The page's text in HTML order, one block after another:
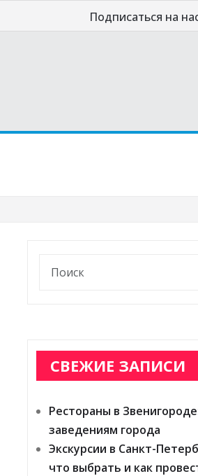
Подписаться на
СВЕЖИЕ ЗАПИСИ
Рестораны в
заведениям города
Экскурсии в Санкт-
что выбрать и как